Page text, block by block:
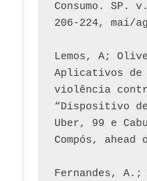
Consumo. SP.
206-224, mai/
Lemos, A;
Aplicativos de
violência
“Dispositivo
Uber, 99 e
Compós,
Fernandes, A.;